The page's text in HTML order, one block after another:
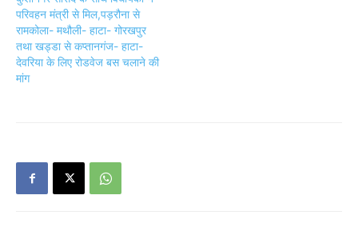
परिवहन मंत्री से मिल,पड़रौना से
रामकोला- मथौली- हाटा- गोरखपुर
तथा खड्डा से कप्तानगंज- हाटा-
देवरिया के लिए रोडवेज बस चलाने की
मांग